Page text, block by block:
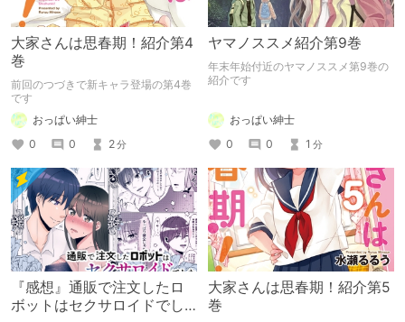
大家さんは思春期！紹介第4
巻
前回のつづきで新キャラ登場の第4巻
です
おっぱい紳士
0
0 2分
ヤマノススメ紹介第9巻
年末年始付近のヤマノススメ第9巻の
紹介です
おっぱい紳士
0
0 1 分
『感想』通販で注文したロ
ボットはセクサロイドでし
大家さんは思春期！紹介第5
巻